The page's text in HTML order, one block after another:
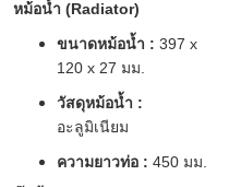
หม้อน้ำ (Radiator)
ขนาดหม้อน้ำ : 397 x
120 x 27 มม.
วัสดุหม้อน้ำ :
อะลูมิเนียม
ความยาวท่อ : 450 มม.